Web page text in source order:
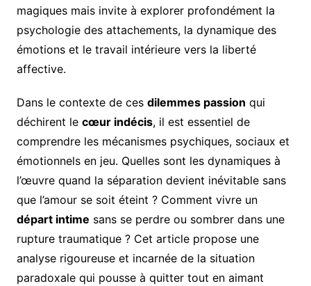
magiques mais invite à explorer profondément la
psychologie des attachements, la dynamique des
émotions et le travail intérieure vers la liberté
affective.
Dans le contexte de ces dilemmes passion qui
déchirent le cœur indécis, il est essentiel de
comprendre les mécanismes psychiques, sociaux et
émotionnels en jeu. Quelles sont les dynamiques à
l’œuvre quand la séparation devient inévitable sans
que l’amour se soit éteint ? Comment vivre un
départ intime sans se perdre ou sombrer dans une
rupture traumatique ? Cet article propose une
analyse rigoureuse et incarnée de la situation
paradoxale qui pousse à quitter tout en aimant